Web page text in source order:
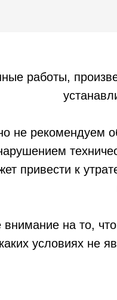
работы,
не рекомендуем
привести к
на то, что
условиях не